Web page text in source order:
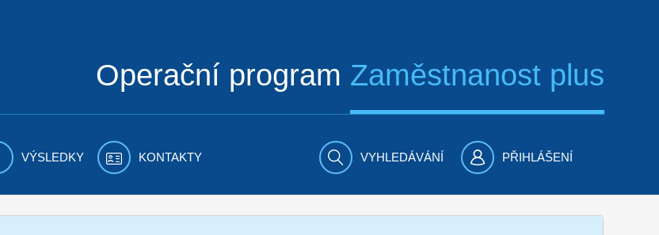
Operační program Zaměstnanost plus
VÝSLEDKY KONTAKTY VYHLEDÁVÁNÍ PŘIHLÁŠENÍ